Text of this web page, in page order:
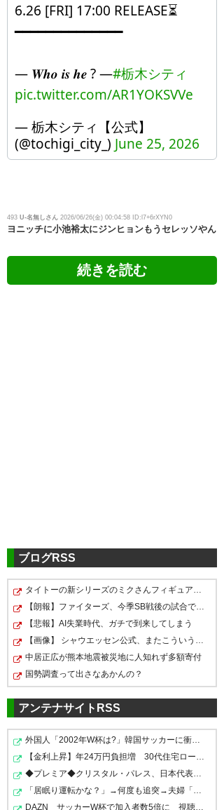
6.26 [FRI] 17:00 RELEASE⏳
━━━━━━━━━━━━━━
— 𝑾𝒉𝒐 𝒊𝒔 𝒉𝒆 ? —#栃木シティ
pic.twitter.com/AR1YOKSVVe
— 栃木シティ【公式】
(@tochigi_city_) June 25, 2026
493 U-名無しさん 2026/06/26(金) 00:04:58 ID:l7+6rXYN0
ヨニッチに小池裕太にジンヒョンもうセレッソやん
pic.twitter.com/XnQDtrxwBU
— セレッソ大阪オフィシャル
(@crz_official)June 26, 2026
549U-名無しさん2026/06/26(金) 16:05:41 ID:URVOt1lk0
けさい昇格ｷﾀ━━━━(ﾟ∀ﾟ)━━━━!!
551U-名無しさん2026/06/26(金) 16:11:56 ID:7SJct3Ov0
もっくんのコメントわけわからん
理解できないの俺だけ？
中島 元彦選手 コメント
☆・:.,;*。ベガルタ仙台。.:*:・゜
☆(Part2773)
https://ikura.2ch.sc/test/read.cgi/soccer/
1782047770
580U-名無しさん2026/06/26(金) 16:33:08 ID:TgUkjNO60
もっくんｷﾀ━━━━(ﾟ∀ﾟ)━━━━!!
🎋WELCOME BACK💥
セレッソ大阪より完全移籍加入
💫
ブログRSS
タイトーの新シリーズのミクさんフィギュアが人気らしい
【朗報】ファイターズ、今季SB戦後の試合で6勝無敗
【悲報】AI失業時代、ガチで到来してしまう
【画像】 シャウエッセン公式、またこういうのでいい丼を…
中居正広が熊本地震被災地に人知れず多額寄付
国勢調査って出さなあかんの？
アンテナサイトRSS
外国人「2002年W杯は?」韓国サッカーに衝撃的不祥事！W杯…
【金利上昇】年24万円負担増 30代住宅ローンで、内閣府…
◆プレミア◆クリスタル・パレス、日本代表DF冨安健洋の加…
「居眠り運転かな？」→何度も追突→夫婦「これは事故じゃ…
DAZN サッカーW杯で加入者数5倍に 視聴者数は6700万人…